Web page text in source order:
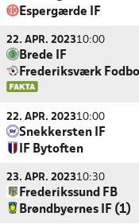
Espergærde IF
22. APR. 202310:00
Brede IF
Frederiksværk
22. APR. 202310:00
Snekkersten IF
IF Bytoften
23. APR. 202310:30
Frederikssund FB
Brøndbyernes IF (1)